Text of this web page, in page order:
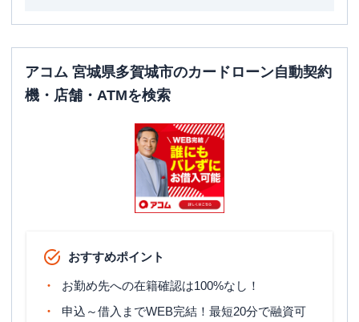
アコム 宮城県多賀城市のカードローン自動契約
機・店舗・ATMを検索
おすすめポイント
お勤め先への在籍確認は100%なし！
申込～借入までWEB完結！最短20分で融資可